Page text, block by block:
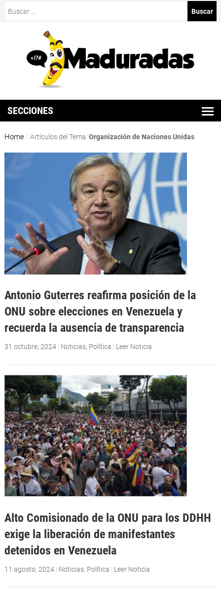
SECCIONES
Home / Artículos del Tema: Organización de Naciones Unidas
Antonio Guterres reafirma posición de la
ONU sobre elecciones en Venezuela y
recuerda la ausencia de transparencia
31 octubre, 2024| Noticias, Política | Leer Noticia
Alto Comisionado de la ONU para los DDHH
exige la liberación de manifestantes
detenidos en Venezuela
11 agosto, 2024| Noticias, Política | Leer Noticia